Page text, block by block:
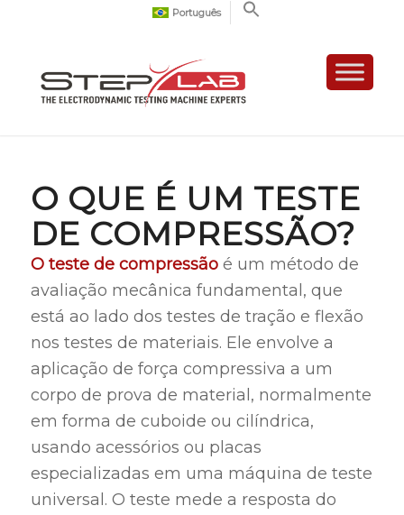
Português
O QUE É UM TESTE
DE COMPRESSÃO?
O teste de compressãoé um método de
avaliação mecânica fundamental, que
está ao lado dos testes de tração e flexão
nos testes de materiais. Ele envolve a
aplicação de força compressiva a um
corpo de prova de material, normalmente
em forma de cuboide ou cilíndrica,
usando acessórios ou placas
especializadas em uma máquina de teste
universal. O teste mede a resposta do